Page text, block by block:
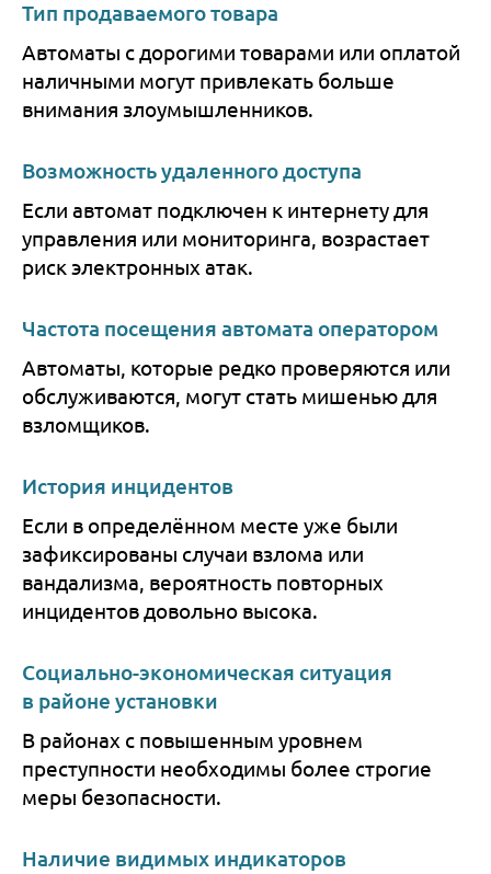
Тип продаваемого товара
Автоматы с дорогими товарами или оплатой
наличными могут привлекать больше
внимания злоумышленников.
Возможность удаленного доступа
Если автомат подключен к интернету для
управления или мониторинга, возрастает
риск электронных атак.
Частота посещения автомата оператором
Автоматы, которые редко проверяются или
обслуживаются, могут стать мишенью для
взломщиков.
История инцидентов
Если в определённом месте уже были
зафиксированы случаи взлома или
вандализма, вероятность повторных
инцидентов довольно высока.
Социально-экономическая ситуация
в районе установки
В районах с повышенным уровнем
преступности необходимы более строгие
меры безопасности.
Наличие видимых индикаторов